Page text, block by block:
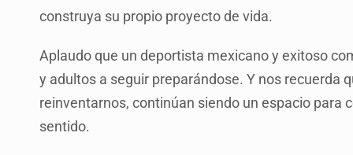
construya su propio proyecto de vida.
Aplaudo que un deportista mexicano y exitoso
y adultos a seguir preparándose. Y nos recuerda
reinventarnos, continúan siendo un espacio
sentido.